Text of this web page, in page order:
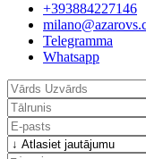
+393884227146
Telegramma
Whatsapp